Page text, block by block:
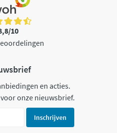
10
en acties.
onze nieuwsbrief.
Inschrijven